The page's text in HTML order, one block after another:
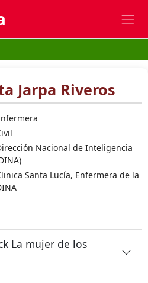
Jarpa Riveros
Nacional de Inteligencia
Santa Lucía, Enfermera de la
La mujer de los